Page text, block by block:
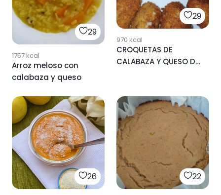
29
1757kcal
Arroz meloso con
calabaza y queso
29
970 kcal
CROQUETAS DE
CALABAZA Y QUESO DE
26 22